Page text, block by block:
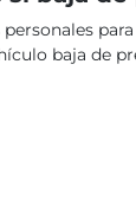
baja de